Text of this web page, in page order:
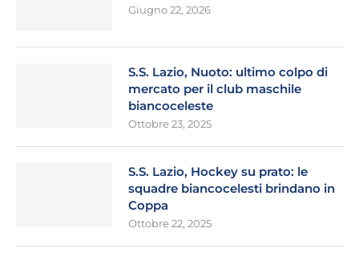
Giugno 22, 2026
S.S. Lazio, Nuoto: ultimo colpo di
mercato per il club maschile
biancoceleste
Ottobre 23, 2025
S.S. Lazio, Hockey su prato: le
squadre biancocelesti brindano in
Coppa
Ottobre 22, 2025